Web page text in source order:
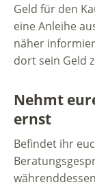
Geld für den
eine Anleihe
näher
dort sein Geld
Nehmt
ernst
Befindet ihr